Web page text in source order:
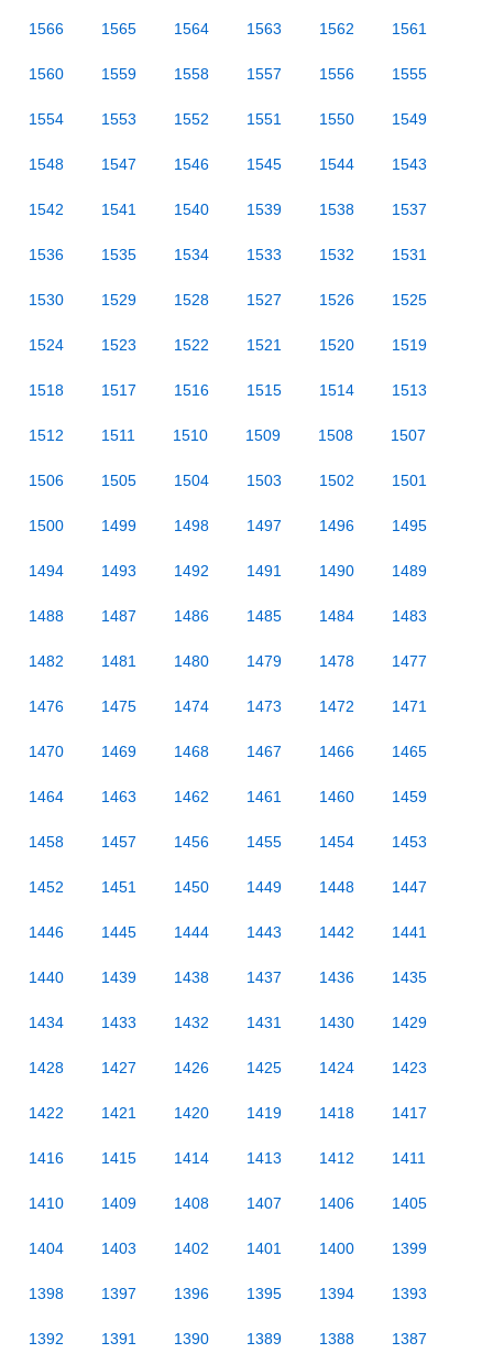
1566 1565 1564 1563 1562 1561
1560 1559 1558 1557 1556 1555
1554 1553 1552 1551 1550 1549
1548 1547 1546 1545 1544 1543
1542 1541 1540 1539 1538 1537
1536 1535 1534 1533 1532 1531
1530 1529 1528 1527 1526 1525
1524 1523 1522 1521 1520 1519
1518 1517 1516 1515 1514 1513
1512 1511 1510 1509 1508 1507
1506 1505 1504 1503 1502 1501
1500 1499 1498 1497 1496 1495
1494 1493 1492 1491 1490 1489
1488 1487 1486 1485 1484 1483
1482 1481 1480 1479 1478 1477
1476 1475 1474 1473 1472 1471
1470 1469 1468 1467 1466 1465
1464 1463 1462 1461 1460 1459
1458 1457 1456 1455 1454 1453
1452 1451 1450 1449 1448 1447
1446 1445 1444 1443 1442 1441
1440 1439 1438 1437 1436 1435
1434 1433 1432 1431 1430 1429
1428 1427 1426 1425 1424 1423
1422 1421 1420 1419 1418 1417
1416 1415 1414 1413 1412 1411
1410 1409 1408 1407 1406 1405
1404 1403 1402 1401 1400 1399
1398 1397 1396 1395 1394 1393
1392 1391 1390 1389 1388 1387